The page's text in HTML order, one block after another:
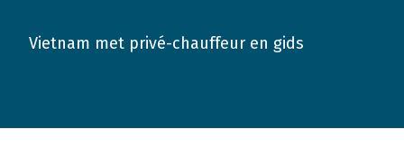
2019
Vietnam met privé-chauffeur en gids